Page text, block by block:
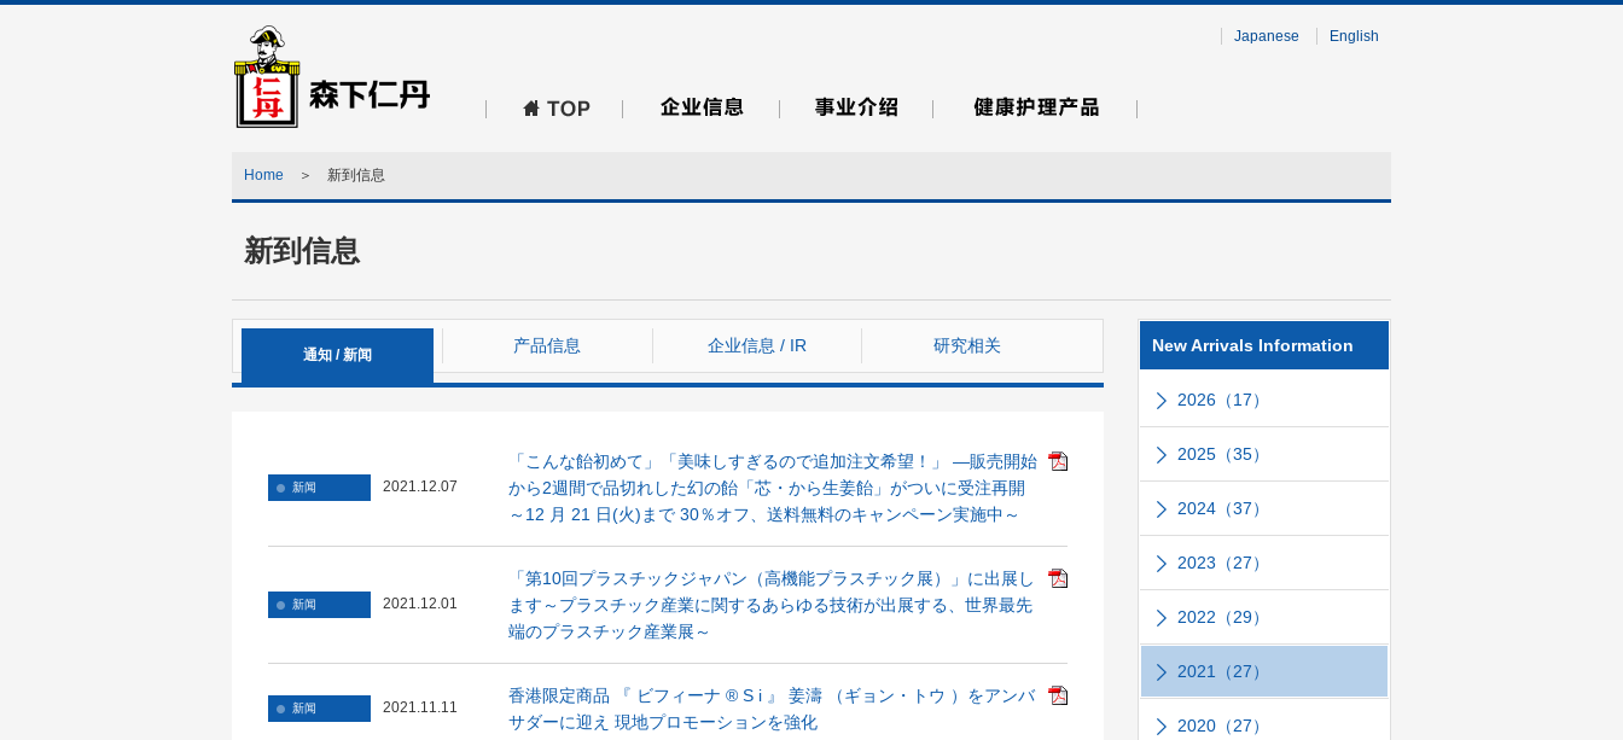
Japanese English
Home ＞ 新到信息
新到信息
通知 / 新闻 产品信息 企业信息 / IR 研究相关
新闻 2021.12.07
「こんな飴初めて」「美味しすぎるので追加注文希望！」 ―販売開始
から2週間で品切れした幻の飴「芯・から生姜飴」がついに受注再開
～12 月 21 日(火)まで 30％オフ、送料無料のキャンペーン実施中～
新闻 2021.12.01
「第10回プラスチックジャパン（高機能プラスチック展）」に出展し
ます～プラスチック産業に関するあらゆる技術が出展する、世界最先
端のプラスチック産業展～
新闻 2021.11.11
香港限定商品 『 ビフィーナ ® S i 』 姜濤 （ギョン・トウ ）をアンバ
サダーに迎え 現地プロモーションを強化
New Arrivals Information
2026（17）
2025（35）
2024（37）
2023（27）
2022（29）
2021（27）
2020（27）